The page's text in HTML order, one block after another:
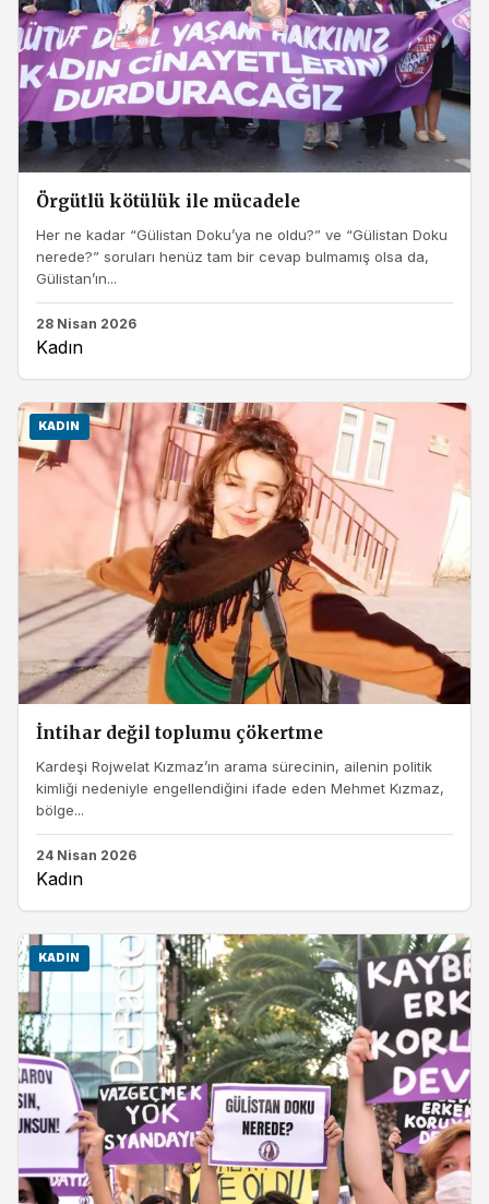
Örgütlü kötülük ile mücadele
Her ne kadar “Gülistan Doku’ya ne oldu?” ve “Gülistan Doku
nerede?” soruları henüz tam bir cevap bulmamış olsa da,
Gülistan’ın...
28 Nisan 2026
Kadın
KADIN
İntihar değil toplumu çökertme
Kardeşi Rojwelat Kızmaz’ın arama sürecinin, ailenin politik
kimliği nedeniyle engellendiğini ifade eden Mehmet Kızmaz,
bölge...
24 Nisan 2026
Kadın
KADIN